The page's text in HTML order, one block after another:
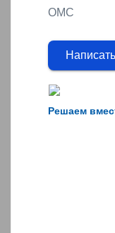
Решаем
ОМС
Написать